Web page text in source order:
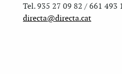
Tel. 935 27 09 82 / 661 493
directa@directa.cat